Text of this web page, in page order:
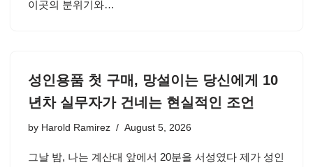
이곳의 분위기와…
성인용품 첫 구매, 망설이는 당신에게 10
년차 실무자가 건네는 현실적인 조언
by Harold Ramirez August 5, 2026
그날 밤, 나는 계산대 앞에서 20분을 서성였다 제가 성인